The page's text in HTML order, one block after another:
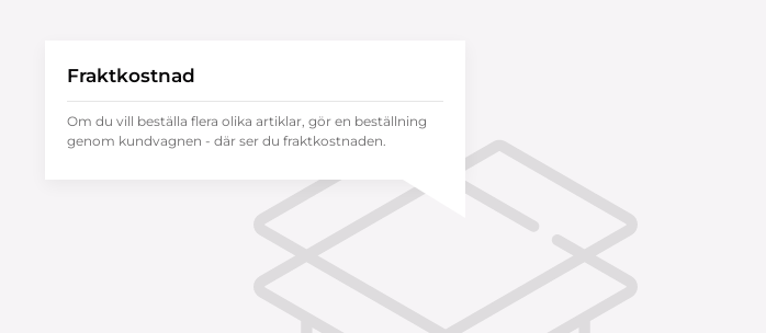
Fraktkostnad
Om du vill beställa flera olika artiklar, gör en beställning
genom kundvagnen - där ser du fraktkostnaden.